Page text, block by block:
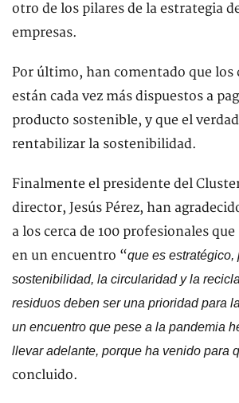
otro de los pilares de la estrategia
empresas.
Por último, han comentado que los
están cada vez más dispuestos a
producto sostenible, y que el
rentabilizar la sostenibilidad.
Finalmente el presidente del
director, Jesús Pérez, han
a los cerca de 100 profesionales
en un encuentro “que es estratégico,
sostenibilidad, la circularidad y la
residuos deben ser una prioridad para
un encuentro que pese a la pandemia
llevar adelante, porque ha venido para
concluido.